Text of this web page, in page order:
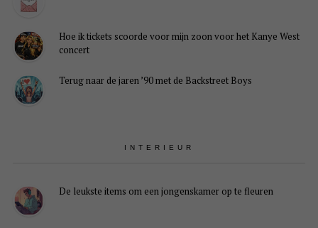
Hoe ik tickets scoorde voor mijn zoon voor het Kanye West
concert
Terug naar de jaren ’90 met de Backstreet Boys
INTERIEUR
De leukste items om een jongenskamer op te fleuren